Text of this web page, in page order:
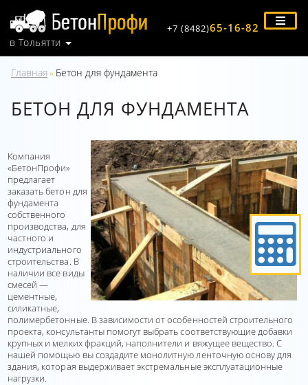
в Тольятти
+7 (8482)65-16-82
Главная » Бетон для фундамента
БЕТОН ДЛЯ ФУНДАМЕНТА
Компания
«БетонПрофи»
предлагает
заказать бетон для
фундамента
собственного
производства, для
частного и
индустриального
строительства. В
наличии все виды
смесей —
цементные,
силикатные,
полимербетонные. В зависимости от особенностей строительного
проекта, консультанты помогут выбрать соответствующие добавки
крупных и мелких фракций, наполнители и вяжущее вещество. С
нашей помощью вы создадите монолитную ленточную основу для
здания, которая выдерживает экстремальные эксплуатационные
нагрузки.